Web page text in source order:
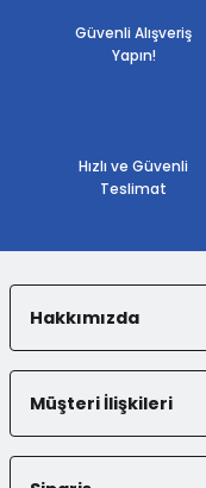
Ürün resmi kalitesiz,
Ürün açıklamasında
Bu ürüne benzer farklı
Güvenli Alışveriş
Yapın!
Hızlı ve Güvenli
Teslimat
Hakkımızda
Müşteri İlişkileri